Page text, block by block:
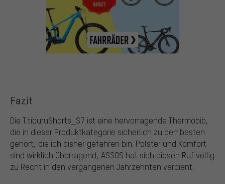
Fazit
Die T.tiburuShorts_S7 ist eine hervorragende Thermobib,
die in dieser Produktkategorie sicherlich zu den besten
gehört, die ich bisher gefahren bin. Polster und Komfort
sind wirklich überragend, ASSOS hat sich diesen Ruf völlig
zu Recht in den vergangenen Jahrzehnten verdient.